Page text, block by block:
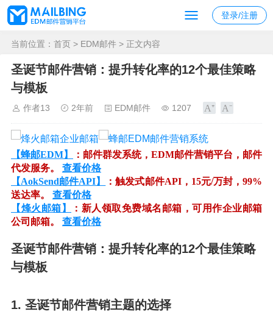
登录/注册
当前位置： 首页 > EDM邮件 > 正文内容
圣诞节邮件营销：提升转化率的12个最佳策略
与模板
作者13 2年前 EDM邮件 1207
【蜂邮EDM】
：邮件群发系统，EDM邮件营销平台，邮件
代发服务。 查看价格
【AokSend邮件API】
：触发式邮件API，15元/万封，99%
送达率。 查看价格
【烽火邮箱】
：新人领取免费域名邮箱，可用作企业邮箱
公司邮箱。 查看价格
圣诞节邮件营销：提升转化率的12个最佳策略
与模板
1. 圣诞节邮件营销主题的选择